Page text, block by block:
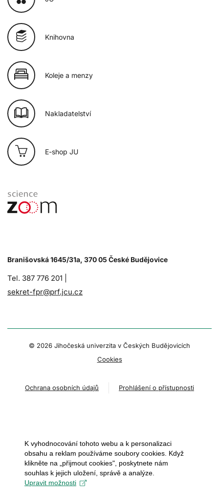
Knihovna
Koleje a menzy
Nakladatelství
E-shop JU
Branišovská 1645/31a, 370 05 České Budějovice
Tel. 387 776 201 |
sekret-fpr@prf.jcu.cz
© 2026 Jihočeská univerzita v Českých Budějovicích
Cookies
Ochrana osobních údajů Prohlášení o přístupnosti
K vyhodnocování tohoto webu a k personalizaci
obsahu a reklam používáme soubory cookies. Když
klikněte na „přijmout cookies", poskytnete nám
souhlas k jejich uložení, správě a analýze.
Upravit možnosti